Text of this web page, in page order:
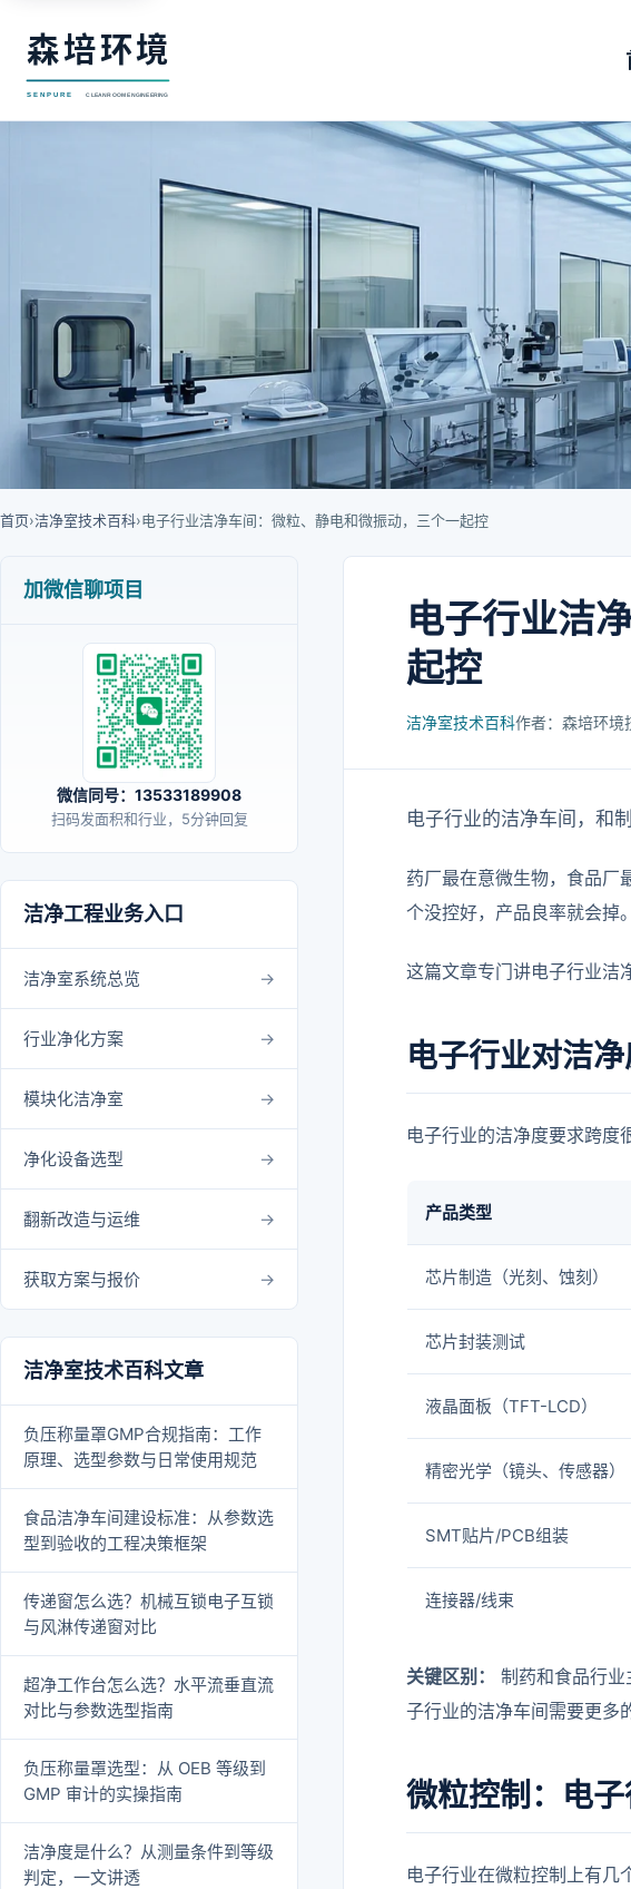
首页›洁净室技术百科›电子行业洁净车间：微粒、静电和微振动，三个一起控
加微信聊项目
微信同号：13533189908
扫码发面积和行业，5分钟回复
洁净工程业务入口
洁净室系统总览
行业净化方案
模块化洁净室
净化设备选型
翻新改造与运维
获取方案与报价
洁净室技术百科文章
负压称量罩GMP合规指南：工作
原理、选型参数与日常使用规范
食品洁净车间建设标准：从参数选
型到验收的工程决策框架
传递窗怎么选？机械互锁电子互锁
与风淋传递窗对比
超净工作台怎么选？水平流垂直流
对比与参数选型指南
负压称量罩选型：从 OEB 等级到
GMP 审计的实操指南
洁净度是什么？从测量条件到等级
判定，一文讲透
电子行业洁
起控
洁净室技术百科作者：森培环境
电子行业的洁净车间，和
药厂最在意微生物，食品厂
个没控好，产品良率就会掉。
这篇文章专门讲电子行业洁
电子行业对洁
电子行业的洁净度要求跨度
产品类型
芯片制造（光刻、蚀刻）
芯片封装测试
液晶面板（TFT-LCD）
精密光学（镜头、传感器）
SMT贴片/PCB组装
连接器/线束
关键区别：
制药和食品行
子行业的洁净车间需要更多
微粒控制：电
电子行业在微粒控制上有几